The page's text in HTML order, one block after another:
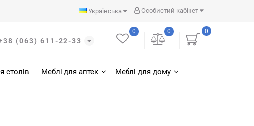
Особистий кабінет
Українська
(063) 611-22-33
0
0
0
столів Меблі для аптек Меблі для дому